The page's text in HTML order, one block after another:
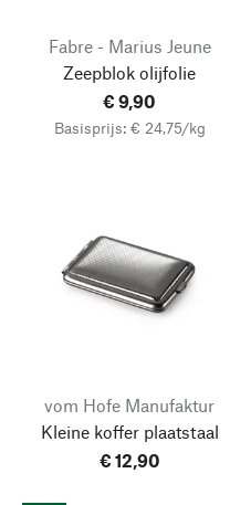
Fabre - Marius Jeune
Zeepblok olijfolie
€ 9,90
Basisprijs: € 24,75/kg
vom Hofe Manufaktur
Kleine koffer plaatstaal
€ 12,90